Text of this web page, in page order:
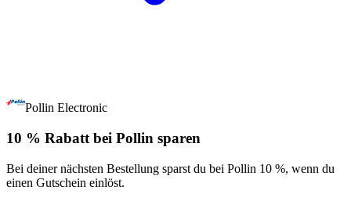
Pollin Electronic
10 % Rabatt bei Pollin sparen
Bei deiner nächsten Bestellung sparst du bei Pollin 10 %, wenn du
einen Gutschein einlöst.